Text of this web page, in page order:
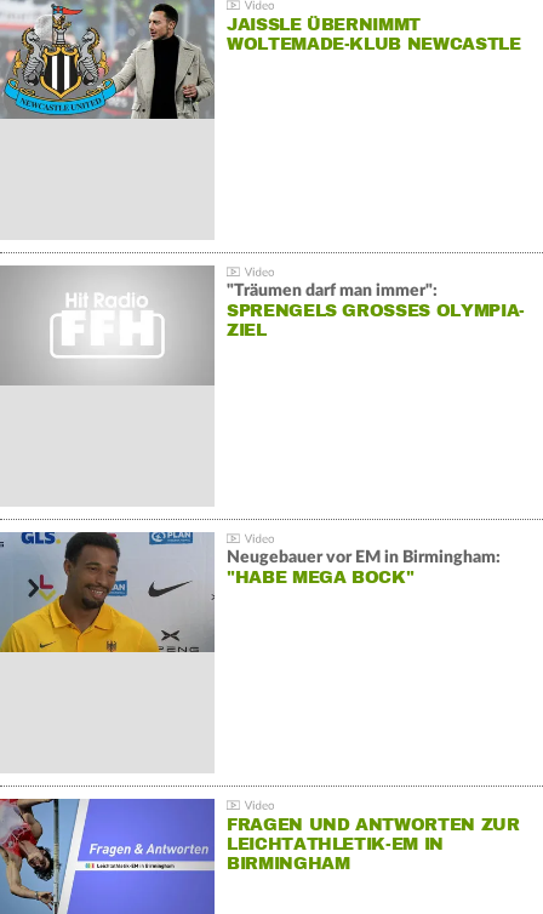
JAISSLE ÜBERNIMMT
WOLTEMADE-KLUB NEWCASTLE
"Träumen darf man immer":
SPRENGELS GROSSES OLYMPIA-Z
IEL
Neugebauer vor EM in Birmingham:
"HABE MEGA BOCK"
FRAGEN UND ANTWORTEN ZUR
LEICHTATHLETIK-EM IN
BIRMINGHAM